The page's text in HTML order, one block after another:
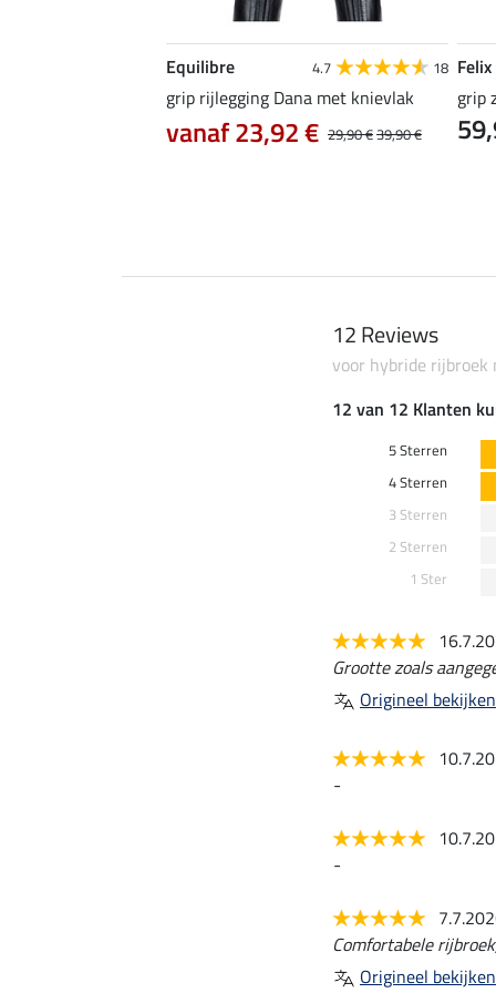
Equilibre 4.7 18
grip rijlegging Dana met knievlak
29,90 €39,90 €
vanaf 23,92 €
grip
12 Reviews
voor hybride rijbroek
12 van 12 Klanten
5 Sterren
4 Sterren
3 Sterren
2 Sterren
1 Ster
Grootte zoals
Origineel bekijken
-
-
Comfortabele
Origineel bekijken